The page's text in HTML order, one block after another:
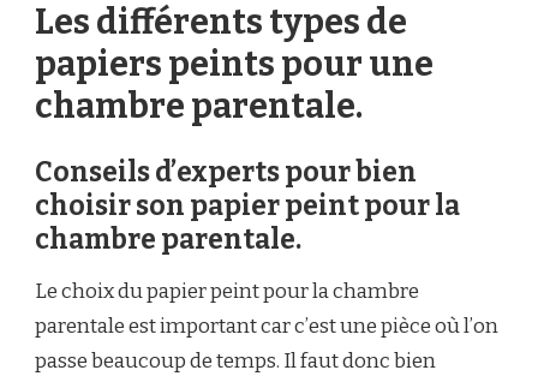
Les différents types de
papiers peints pour une
chambre parentale.
Conseils d’experts pour bien
choisir son papier peint pour la
chambre parentale.
Le choix du papier peint pour la chambre
parentale est important car c’est une pièce où l’on
passe beaucoup de temps. Il faut donc bien